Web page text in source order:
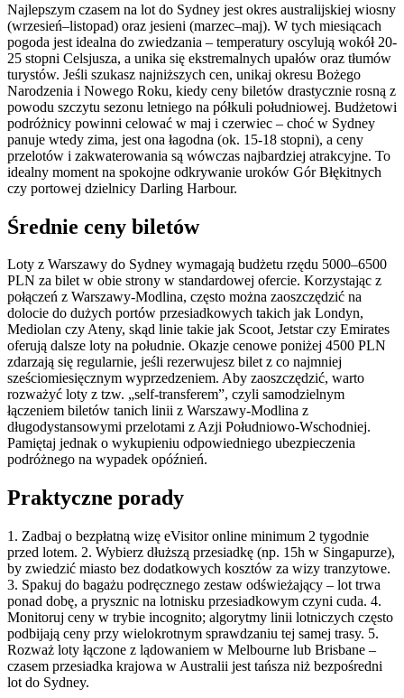
Najlepszym czasem na lot do Sydney jest okres australijskiej wiosny
(wrzesień–listopad) oraz jesieni (marzec–maj). W tych miesiącach
pogoda jest idealna do zwiedzania – temperatury oscylują wokół 20-
25 stopni Celsjusza, a unika się ekstremalnych upałów oraz tłumów
turystów. Jeśli szukasz najniższych cen, unikaj okresu Bożego
Narodzenia i Nowego Roku, kiedy ceny biletów drastycznie rosną z
powodu szczytu sezonu letniego na półkuli południowej. Budżetowi
podróżnicy powinni celować w maj i czerwiec – choć w Sydney
panuje wtedy zima, jest ona łagodna (ok. 15-18 stopni), a ceny
przelotów i zakwaterowania są wówczas najbardziej atrakcyjne. To
idealny moment na spokojne odkrywanie uroków Gór Błękitnych
czy portowej dzielnicy Darling Harbour.
Średnie ceny biletów
Loty z Warszawy do Sydney wymagają budżetu rzędu 5000–6500
PLN za bilet w obie strony w standardowej ofercie. Korzystając z
połączeń z Warszawy-Modlina, często można zaoszczędzić na
dolocie do dużych portów przesiadkowych takich jak Londyn,
Mediolan czy Ateny, skąd linie takie jak Scoot, Jetstar czy Emirates
oferują dalsze loty na południe. Okazje cenowe poniżej 4500 PLN
zdarzają się regularnie, jeśli rezerwujesz bilet z co najmniej
sześciomiesięcznym wyprzedzeniem. Aby zaoszczędzić, warto
rozważyć loty z tzw. „self-transferem”, czyli samodzielnym
łączeniem biletów tanich linii z Warszawy-Modlina z
długodystansowymi przelotami z Azji Południowo-Wschodniej.
Pamiętaj jednak o wykupieniu odpowiedniego ubezpieczenia
podróżnego na wypadek opóźnień.
Praktyczne porady
1. Zadbaj o bezpłatną wizę eVisitor online minimum 2 tygodnie
przed lotem. 2. Wybierz dłuższą przesiadkę (np. 15h w Singapurze),
by zwiedzić miasto bez dodatkowych kosztów za wizy tranzytowe.
3. Spakuj do bagażu podręcznego zestaw odświeżający – lot trwa
ponad dobę, a prysznic na lotnisku przesiadkowym czyni cuda. 4.
Monitoruj ceny w trybie incognito; algorytmy linii lotniczych często
podbijają ceny przy wielokrotnym sprawdzaniu tej samej trasy. 5.
Rozważ loty łączone z lądowaniem w Melbourne lub Brisbane –
czasem przesiadka krajowa w Australii jest tańsza niż bezpośredni
lot do Sydney.